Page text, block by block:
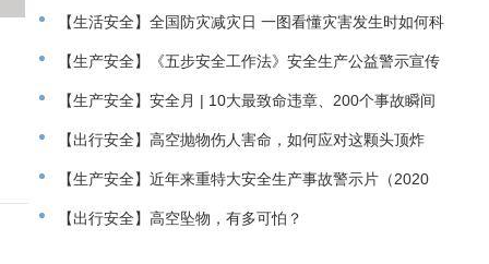
【生活安全】全国防灾减灾日 一图看懂灾害发生时如何科
学避险【生产安全】《五步安全工作法》安全生产公益警示宣传
片 【生产安全】安全月 | 10大最致命违章、200个事故瞬间
动图【出行安全】高空抛物伤人害命，如何应对这颗头顶炸
弹？【生产安全】近年来重特大安全生产事故警示片（2020
版）【出行安全】高空坠物，有多可怕？